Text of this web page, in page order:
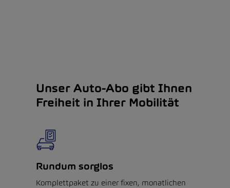
Unser Auto-Abo gibt Ihnen
Freiheit in Ihrer Mobilität
Rundum sorglos
Komplettpaket zu einer fixen, monatlichen